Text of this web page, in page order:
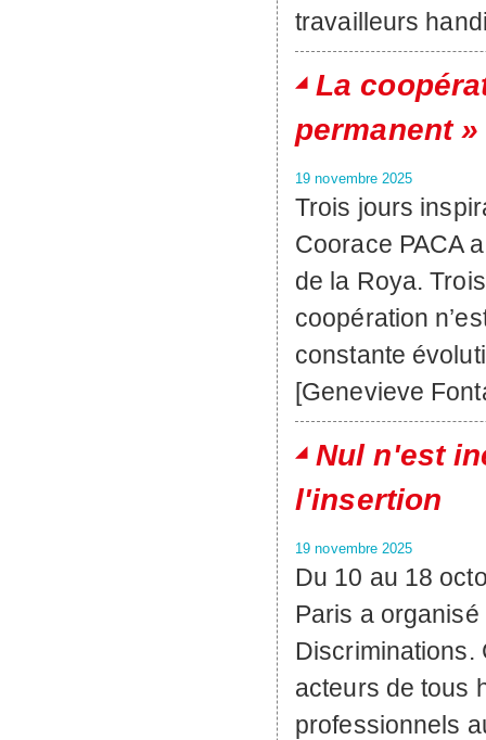
travailleurs
La
permanent »
19 novembre 2025
Trois jours
Coorace PACA
de la Roya.
coopération
constante
[Genevieve
Nul n'est
l'insertion
19 novembre 2025
Du 10 au 18
Paris a
Discriminations.
acteurs de tous
professionnels